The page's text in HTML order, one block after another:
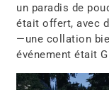
un paradis de
était offert, avec
—une collation
événement était